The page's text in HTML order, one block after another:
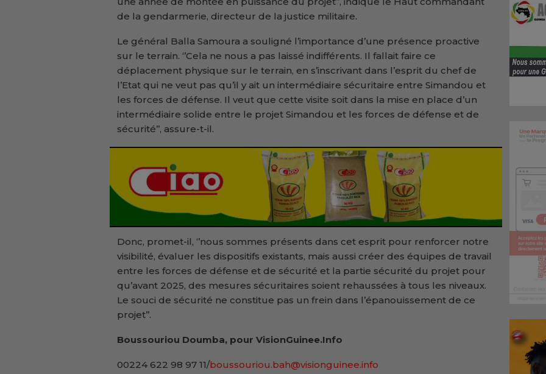
de la gendarmerie, directeur de la justice militaire.
Le général Balla Samoura a souligné l’importance d’une présence proactive
sur le terrain. ‘’Cela ne nous a pas laissé indifférents. Il fallait faire ce
déplacement physique sur le terrain, en s’inscrivant dans l’esprit du chef de
l’Etat qui ne veut pas qu’il y ait un intermédiaire sécuritaire entre Simandou et
les forces de défense. Il veut que cette visite soit dans la mise en place d’un
intermédiaire solide entre le projet Simandou et les forces de défense et de
sécurité’’, assure-t-il.
Donc, promet-il, ‘’nous sommes présents dans cet esprit pour renforcer notre
visibilité, évaluer les dispositifs existants, mais aussi créer des équipes de travail
entre les forces de défense et de sécurité et la partie sécurité du projet pour
qu’avant 2025, des mesures sécuritaires soient rehaussées à tous les niveaux.
Le souci de sécurité ne constitue pas un frein dans l’épanouissement de ce
projet’’.
Boussouriou Doumba, pour VisionGuinee.Info
00224 622 98 97 11/boussouriou.bah@visionguinee.info